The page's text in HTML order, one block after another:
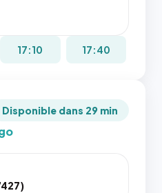
17:10 17:40
Disponible dans 29 min